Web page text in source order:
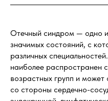
Отечный синдром — одно
значимых состояний, с
различных
наиболее распространен
возрастных групп и может
со стороны сердечно-